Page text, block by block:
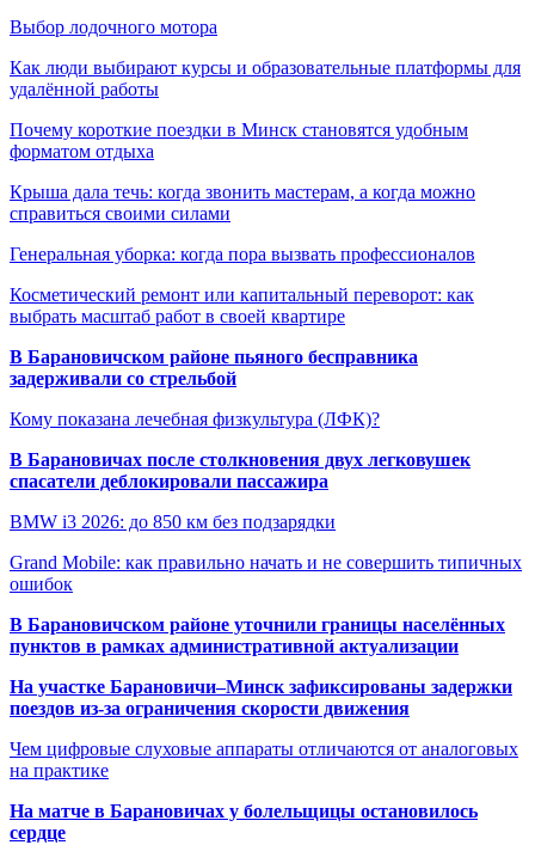
Выбор лодочного мотора
Как люди выбирают курсы и образовательные платформы для
удалённой работы
Почему короткие поездки в Минск становятся удобным
форматом отдыха
Крыша дала течь: когда звонить мастерам, а когда можно
справиться своими силами
Генеральная уборка: когда пора вызвать профессионалов
Косметический ремонт или капитальный переворот: как
выбрать масштаб работ в своей квартире
В Барановичском районе пьяного бесправника
задерживали со стрельбой
Кому показана лечебная физкультура (ЛФК)?
В Барановичах после столкновения двух легковушек
спасатели деблокировали пассажира
BMW i3 2026: до 850 км без подзарядки
Grand Mobile: как правильно начать и не совершить типичных
ошибок
В Барановичском районе уточнили границы населённых
пунктов в рамках административной актуализации
На участке Барановичи–Минск зафиксированы задержки
поездов из-за ограничения скорости движения
Чем цифровые слуховые аппараты отличаются от аналоговых
на практике
На матче в Барановичах у болельщицы остановилось
сердце